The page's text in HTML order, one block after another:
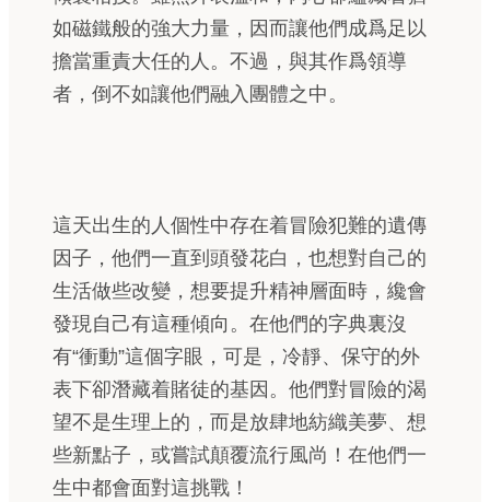
如磁鐵般的強大力量，因而讓他們成爲足以
擔當重責大任的人。不過，與其作爲領導
者，倒不如讓他們融入團體之中。
這天出生的人個性中存在着冒險犯難的遺傳
因子，他們一直到頭發花白，也想對自己的
生活做些改變，想要提升精神層面時，纔會
發現自己有這種傾向。在他們的字典裏沒
有“衝動”這個字眼，可是，冷靜、保守的外
表下卻潛藏着賭徒的基因。他們對冒險的渴
望不是生理上的，而是放肆地紡織美夢、想
些新點子，或嘗試顛覆流行風尚！在他們一
生中都會面對這挑戰！